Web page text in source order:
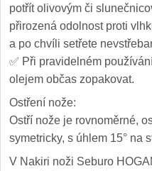
potřít olivovým či
přirozená odolnost proti
a po chvíli setřete
✅ Při pravidelném
olejem občas zopakovat.
Ostření nože:
Ostří nože je rovnoměrné,
symetricky, s úhlem 15° na
V Nakiri noži Seburo